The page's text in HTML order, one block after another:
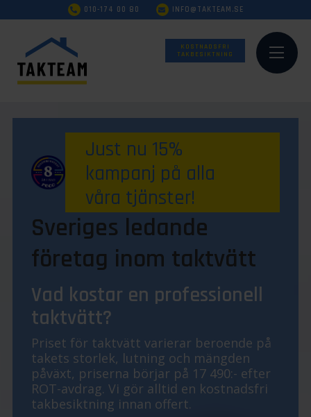
010-174 00 80 INFO@TAKTEAM.SE
KOSTNADSFRI
TAKBESIKTNING
Just nu 15%
kampanj på alla
våra tjänster!
Sveriges ledande
företag inom taktvätt
Vad kostar en professionell
taktvätt?
Priset för taktvätt varierar beroende på
takets storlek, lutning och mängden
påväxt, priserna börjar på 17 490:- efter
ROT-avdrag. Vi gör alltid en kostnadsfri
takbesiktning innan offert.